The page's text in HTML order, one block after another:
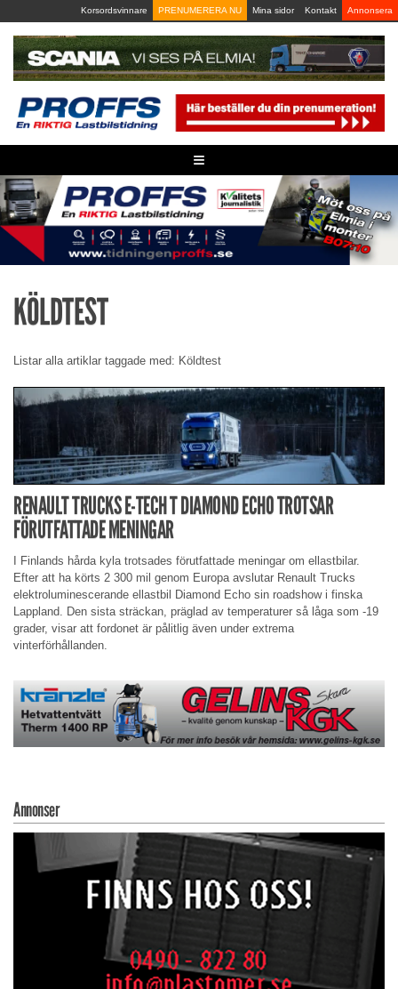
to
content
Korsordsvinnare PRENUMERERA NU Mina sidor Kontakt Annonsera
≡
KÖLDTEST
Listar alla artiklar taggade med: Köldtest
RENAULT TRUCKS E-TECH T DIAMOND ECHO TROTSAR
FÖRUTFATTADE MENINGAR
I Finlands hårda kyla trotsades förutfattade meningar om ellastbilar.
Efter att ha körts 2 300 mil genom Europa avslutar Renault Trucks
elektroluminescerande ellastbil Diamond Echo sin roadshow i finska
Lappland. Den sista sträckan, präglad av temperaturer så låga som -19
grader, visar att fordonet är pålitlig även under extrema
vinterförhållanden.
Annonser